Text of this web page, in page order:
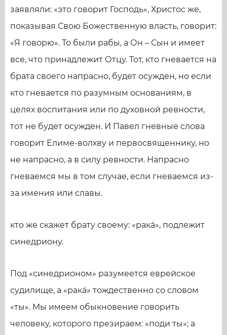
заявляли: «это говорит Господь», Христос же,
показывая Свою Божественную власть, говорит:
«Я говорю». То были рабы, а Он – Сын и имеет
все, что принадлежит Отцу. Тот, кто гневается на
брата своего напрасно, будет осужден, но если
кто гневается по разумным основаниям, в
целях воспитания или по духовной ревности,
тот не будет осужден. И Павел гневные слова
говорит Елиме-волхву и первосвященнику, но
не напрасно, а в силу ревности. Напрасно
гневаемся мы в том случае, если гневаемся из-
за имения или славы.
кто же скажет брату своему: «ракá», подлежит
синедриону.
Под «синедрионом» разумеется еврейское
судилище, а «ракá» тождественно со словом
«ты». Мы имеем обыкновение говорить
человеку, которого презираем: «поди ты»; а